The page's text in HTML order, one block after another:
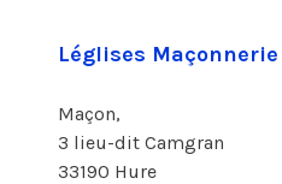
Léglises Maçonnerie
Maçon,
3 lieu-dit Camgran
33190 Hure